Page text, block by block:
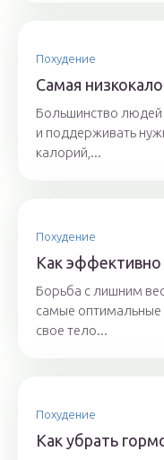
Похудение
Самая
Большинство людей
и поддерживать
калорий,...
Похудение
Как
Борьба с лишним
самые оптимальные
свое тело...
Похудение
Как убрать